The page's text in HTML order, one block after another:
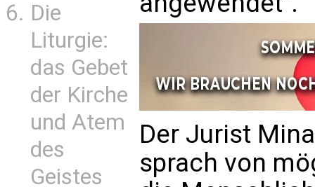
Die
Liturgie:
das Gebet
der Kirche
und Atem
des
Geistes
Der Jurist
sprach von